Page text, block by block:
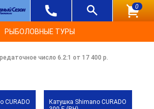
0
РЫБОЛОВНЫЕ ТУРЫ
число 6.2:1 от 17 400 р.
CURADO
Катушка Shimano CURADO